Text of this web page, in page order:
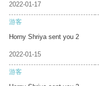
2022-01-17
游客
Horny Shriya sent you 2
2022-01-15
游客